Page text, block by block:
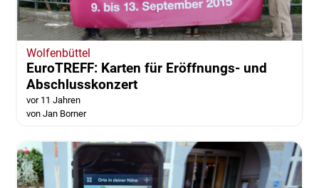
Wolfenbüttel
EuroTREFF: Karten für Eröffnungs- und
Abschlusskonzert
vor 11 Jahren
von Jan Borner